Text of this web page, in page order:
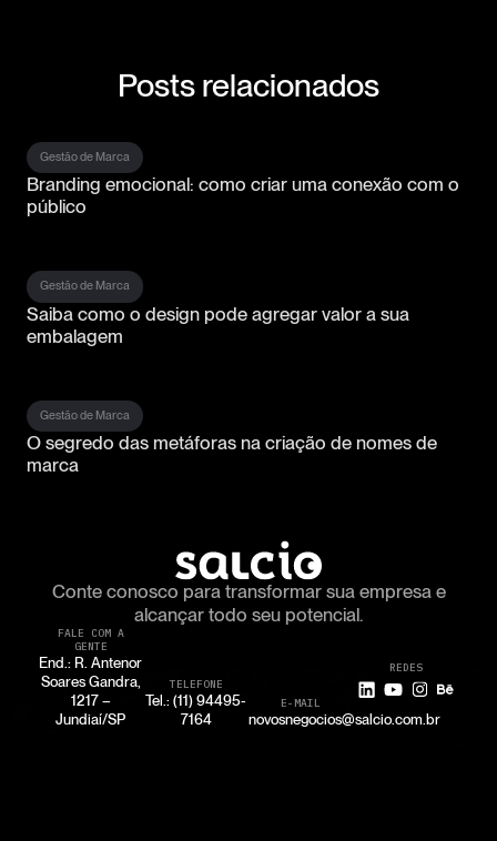
Posts relacionados
Gestão de Marca
Branding emocional: como criar uma conexão com o
público
Gestão de Marca
Saiba como o design pode agregar valor a sua
embalagem
Gestão de Marca
O segredo das metáforas na criação de nomes de
marca
Conte conosco para transformar sua empresa e
alcançar todo seu potencial.
FALE COM A
GENTE
End.: R. Antenor
Soares Gandra,
1217 –
Jundiaí/SP
TELEFONE
Tel.: (11) 94495-
7164
E-MAIL
novosnegocios@salcio.com.br
REDES